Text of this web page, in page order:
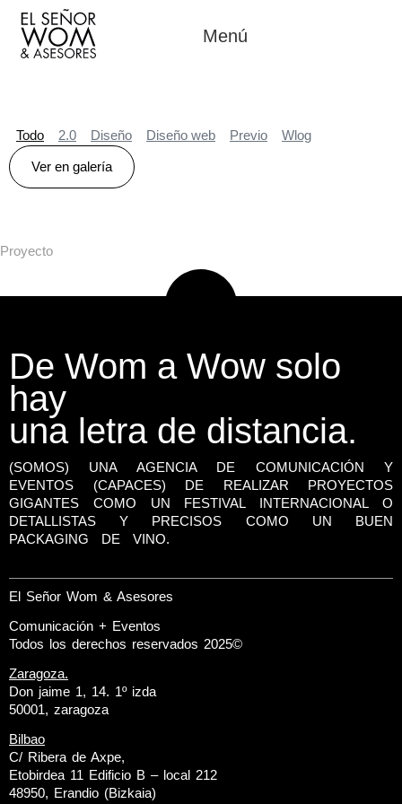
Menú
2.0 Diseño Diseño web Previo Wlog
Todo
Ver en galería
Proyecto
De Wom a Wow solo
hay
una letra de distancia.
(SOMOS) UNA AGENCIA DE COMUNICACIÓN Y
EVENTOS (CAPACES) DE REALIZAR PROYECTOS
GIGANTES COMO UN FESTIVAL INTERNACIONAL O
DETALLISTAS Y PRECISOS COMO UN BUEN
PACKAGING DE VINO.
El Señor Wom & Asesores
Comunicación + Eventos
Todos los derechos reservados 2025©
Zaragoza.
Don jaime 1, 14. 1º izda
50001, zaragoza
Bilbao
C/ Ribera de Axpe,
Etobirdea 11 Edificio B – local 212
48950, Erandio (Bizkaia)